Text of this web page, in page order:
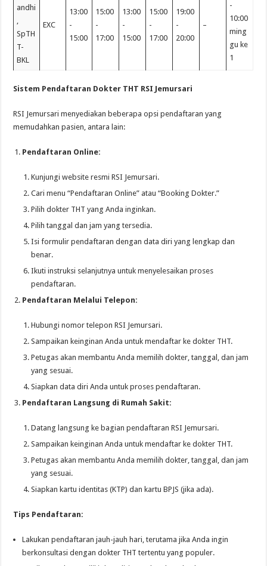
andhi
,
SpTH
T-
BKL
EXC
13:00
-
15:00
15:00
-
17:00
13:00
-
15:00
15:00
-
17:00
19:00
-
20:00
–
-
10:00
ming
gu ke
1
Sistem Pendaftaran Dokter THT RSI Jemursari
RSI Jemursari menyediakan beberapa opsi pendaftaran yang
memudahkan pasien, antara lain:
Pendaftaran Online:
Kunjungi website resmi RSI Jemursari.
Cari menu “Pendaftaran Online” atau “Booking Dokter.”
Pilih dokter THT yang Anda inginkan.
Pilih tanggal dan jam yang tersedia.
Isi formulir pendaftaran dengan data diri yang lengkap dan
benar.
Ikuti instruksi selanjutnya untuk menyelesaikan proses
pendaftaran.
Pendaftaran Melalui Telepon:
Hubungi nomor telepon RSI Jemursari.
Sampaikan keinginan Anda untuk mendaftar ke dokter THT.
Petugas akan membantu Anda memilih dokter, tanggal, dan jam
yang sesuai.
Siapkan data diri Anda untuk proses pendaftaran.
Pendaftaran Langsung di Rumah Sakit:
Datang langsung ke bagian pendaftaran RSI Jemursari.
Sampaikan keinginan Anda untuk mendaftar ke dokter THT.
Petugas akan membantu Anda memilih dokter, tanggal, dan jam
yang sesuai.
Siapkan kartu identitas (KTP) dan kartu BPJS (jika ada).
Tips Pendaftaran:
Lakukan pendaftaran jauh-jauh hari, terutama jika Anda ingin
berkonsultasi dengan dokter THT tertentu yang populer.